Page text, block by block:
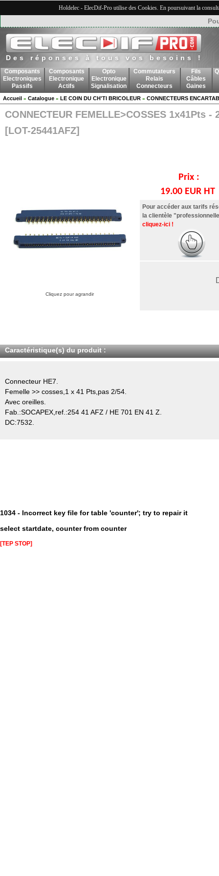
Holdelec - ElecDif-Pro utilise des Cookies. En poursuivant la
Des réponses à tous vos besoins !
Composants
Electroniques
Passifs
Composants
Electronique
Actifs
Opto
Electronique
Signalisation
Commutateurs
Relais
Connecteurs
Fils
Câbles
Gaines
Accueil » Catalogue » LE COIN DU CH'TI BRICOLEUR » CONNECTEURS
CONNECTEUR FEMELLE>COSSES 1x41Pts -
[LOT-25441AFZ]
Cliquez pour agrandir
Prix :
19.00 EUR HT
Pour accéder aux tarifs
la clientèle
cliquez-ici !
Caractéristique(s) du produit :
Connecteur HE7.
Femelle >> cosses,1 x 41 Pts,pas 2/54.
Avec oreilles.
Fab.:SOCAPEX,ref.:254 41 AFZ / HE 701 EN 41 Z.
DC:7532.
1034 - Incorrect key file for table 'counter'; try to repair it
select startdate, counter from counter
[TEP STOP]